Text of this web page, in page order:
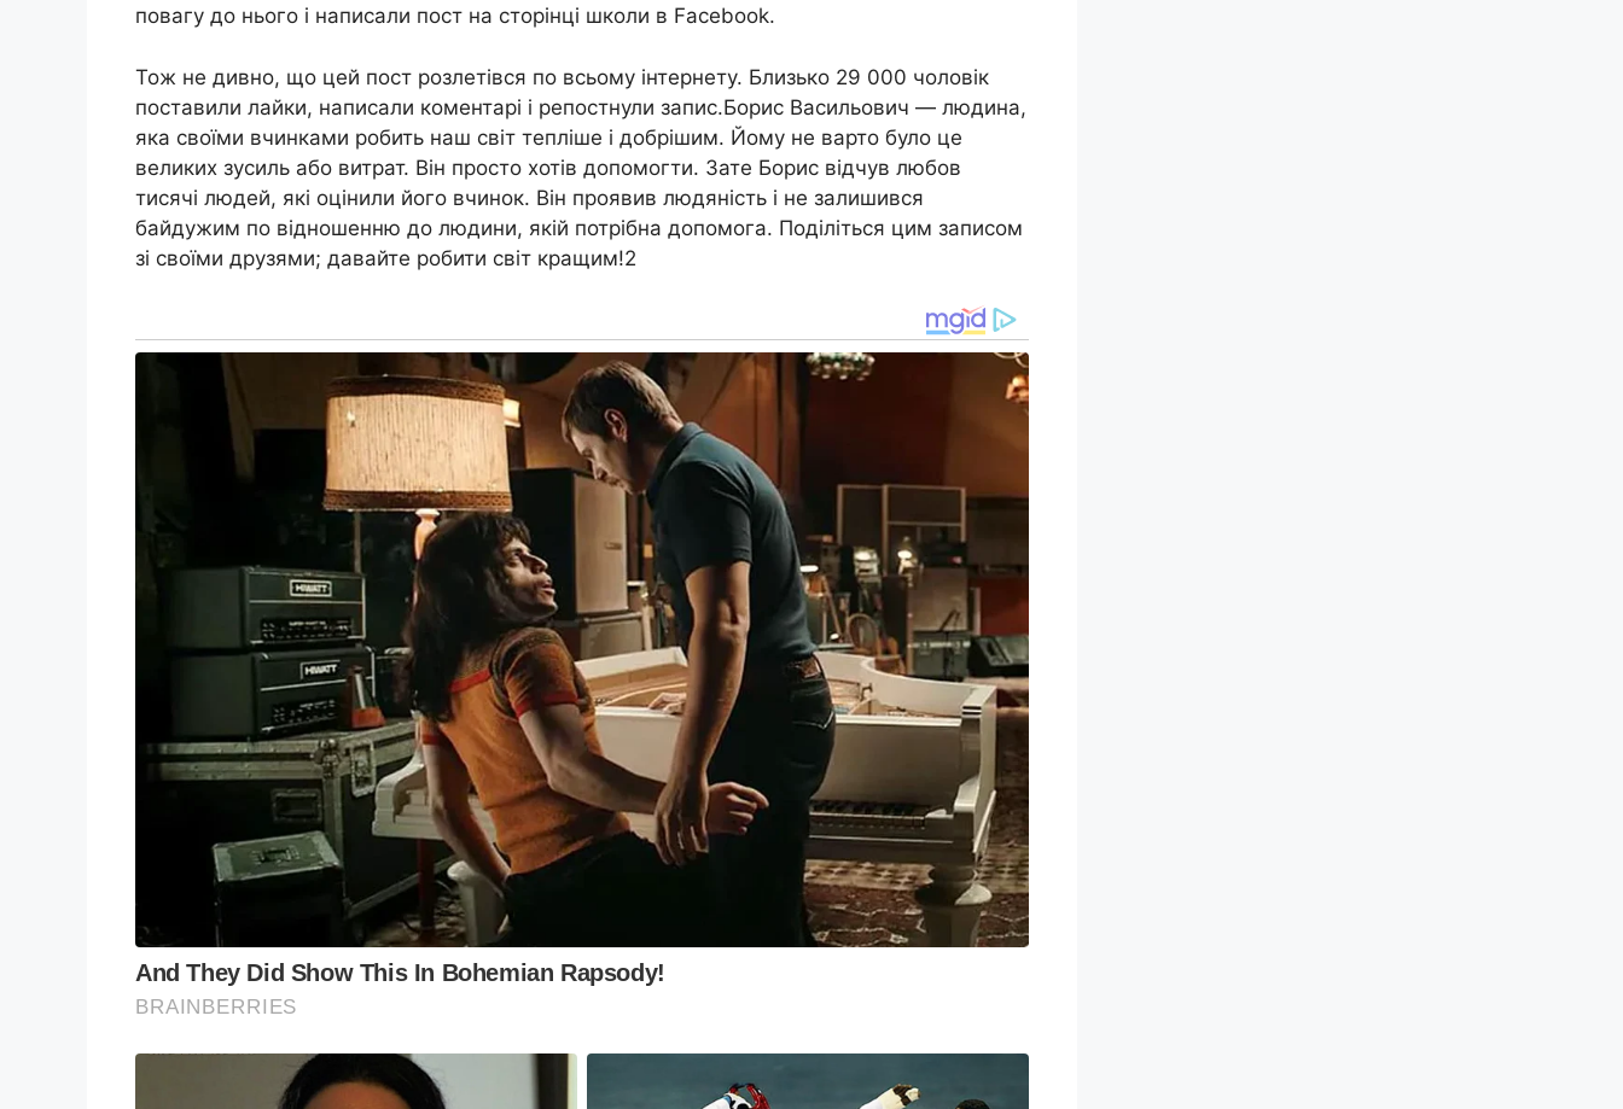
повагу до нього і написали пост на сторінці школи в Facebook.
Тож не дивно, що цей пост розлетівся по всьому інтернету. Близько 29 000 чоловік
поставили лайки, написали коментарі і репостнули запис.Борис Васильович — людина,
яка своїми вчинками робить наш світ тепліше і добрішим. Йому не варто було це
великих зусиль або витрат. Він просто хотів допомогти. Зате Борис відчув любов
тисячі людей, які оцінили його вчинок. Він проявив людяність і не залишився
байдужим по відношенню до людини, якій потрібна допомога. Поділіться цим записом
зі своїми друзями; давайте робити світ кращим!2